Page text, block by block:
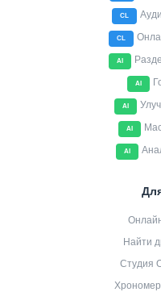
CL
CL
AI
AI
AI
AI
AI
Найти
Студия